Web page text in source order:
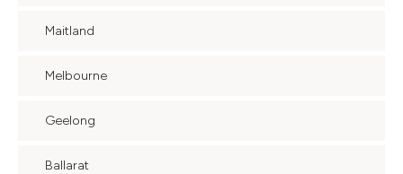
Maitland
Melbourne
Geelong
Ballarat